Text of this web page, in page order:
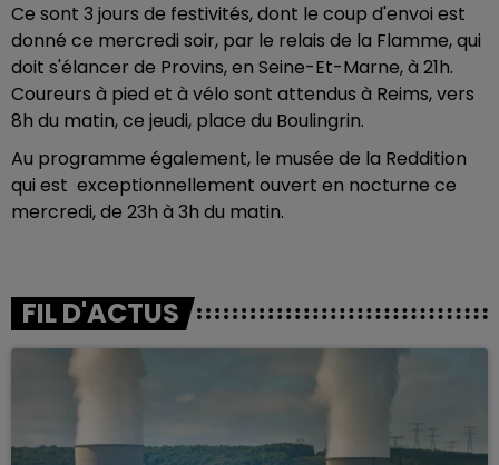
Ce sont 3 jours de festivités, dont le coup d'envoi est
donné ce mercredi soir, par le relais de la Flamme, qui
doit s'élancer de Provins, en Seine-Et-Marne, à 21h.
Coureurs à pied et à vélo sont attendus à Reims, vers
8h du matin, ce jeudi, place du Boulingrin.
Au programme également, le musée de la Reddition
qui est exceptionnellement ouvert en nocturne ce
mercredi, de 23h à 3h du matin.
FIL D'ACTUS